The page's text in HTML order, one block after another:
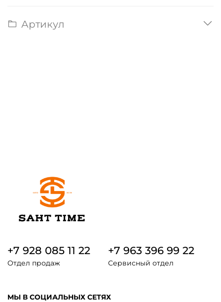
Артикул
+7 928 085 11 22
Отдел продаж
+7 963 396 99 22
Сервисный отдел
МЫ В СОЦИАЛЬНЫХ СЕТЯХ